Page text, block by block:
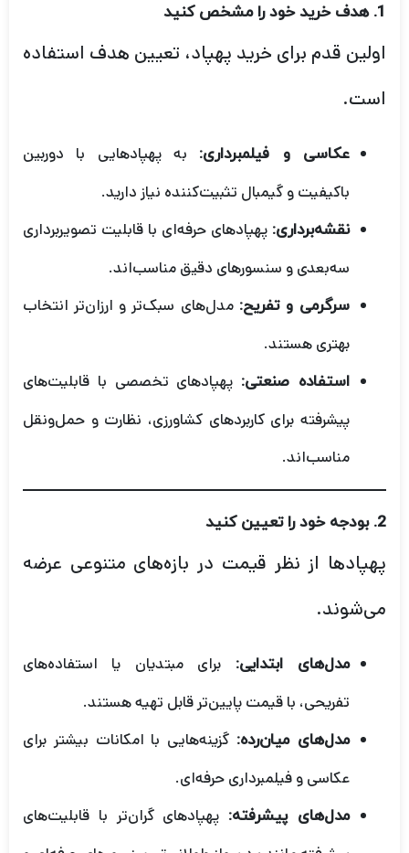
1. هدف خرید خود را مشخص کنید
اولین قدم برای خرید پهپاد، تعیین هدف استفاده
است.
عکاسی و فیلمبرداری: به پهپادهایی با دوربین
باکیفیت و گیمبال تثبیت‌کننده نیاز دارید.
نقشه‌برداری: پهپادهای حرفه‌ای با قابلیت تصویربرداری
سه‌بعدی و سنسورهای دقیق مناسب‌اند.
سرگرمی و تفریح: مدل‌های سبک‌تر و ارزان‌تر انتخاب
بهتری هستند.
استفاده صنعتی: پهپادهای تخصصی با قابلیت‌های
پیشرفته برای کاربردهای کشاورزی، نظارت و حمل‌ونقل
مناسب‌اند.
2. بودجه خود را تعیین کنید
پهپادها از نظر قیمت در بازه‌های متنوعی عرضه
می‌شوند.
مدل‌های ابتدایی: برای مبتدیان یا استفاده‌های
تفریحی، با قیمت پایین‌تر قابل تهیه هستند.
مدل‌های میان‌رده: گزینه‌هایی با امکانات بیشتر برای
عکاسی و فیلمبرداری حرفه‌ای.
مدل‌های پیشرفته: پهپادهای گران‌تر با قابلیت‌های